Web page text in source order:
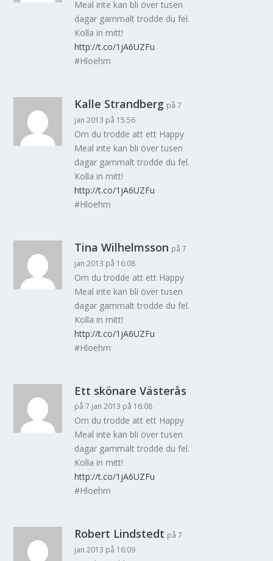
Meal inte kan bli över tusen
dagar gammalt trodde du fel.
Kolla in mitt!
http://t.co/1jA6UZFu
#Hloehm
Kalle Strandberg på 7
jan 2013 på 15:56
Om du trodde att ett Happy
Meal inte kan bli över tusen
dagar gammalt trodde du fel.
Kolla in mitt!
http://t.co/1jA6UZFu
#Hloehm
Tina Wilhelmsson på 7
jan 2013 på 16:08
Om du trodde att ett Happy
Meal inte kan bli över tusen
dagar gammalt trodde du fel.
Kolla in mitt!
http://t.co/1jA6UZFu
#Hloehm
Ett skönare Västerås
på 7 jan 2013 på 16:08
Om du trodde att ett Happy
Meal inte kan bli över tusen
dagar gammalt trodde du fel.
Kolla in mitt!
http://t.co/1jA6UZFu
#Hloehm
Robert Lindstedt på 7
jan 2013 på 16:09